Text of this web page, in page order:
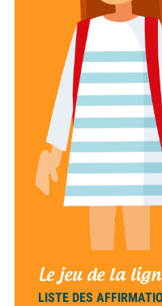
Le jeu de la
LISTE DES